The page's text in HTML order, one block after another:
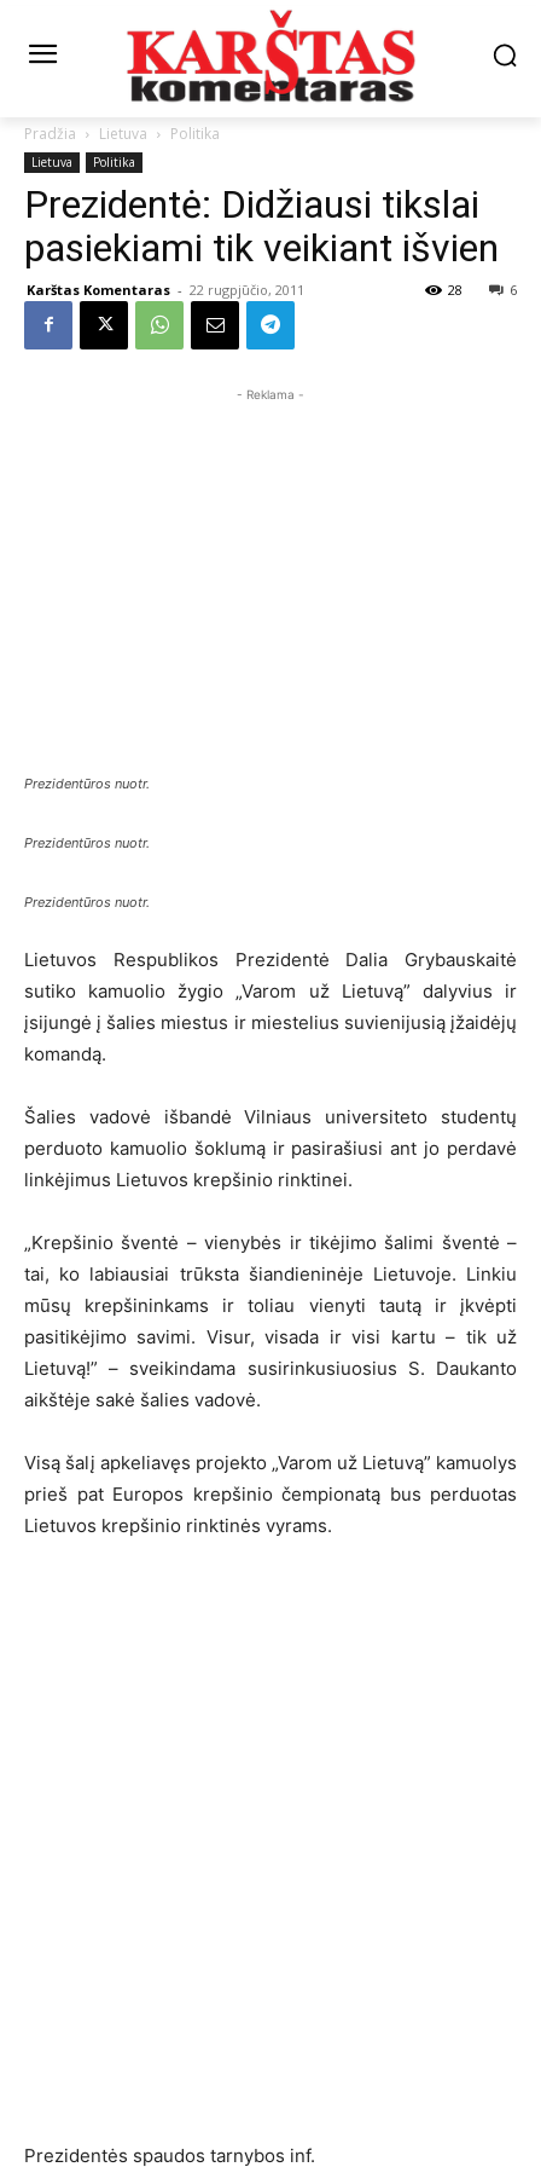
Pradžia Lietuva Politika
Lietuva Politika
Prezidentė: Didžiausi tikslai
pasiekiami tik veikiant išvien
Karštas Komentaras - 22 rugpjūčio, 2011 6
28
- Reklama -
Prezidentūros nuotr.
Prezidentūros nuotr.
Prezidentūros nuotr.
Lietuvos Respublikos Prezidentė Dalia Grybauskaitė
sutiko kamuolio žygio „Varom už Lietuvą” dalyvius ir
įsijungė į šalies miestus ir miestelius suvienijusią įžaidėjų
komandą.
Šalies vadovė išbandė Vilniaus universiteto studentų
perduoto kamuolio šoklumą ir pasirašiusi ant jo perdavė
linkėjimus Lietuvos krepšinio rinktinei.
„Krepšinio šventė – vienybės ir tikėjimo šalimi šventė –
tai, ko labiausiai trūksta šiandieninėje Lietuvoje. Linkiu
mūsų krepšininkams ir toliau vienyti tautą ir įkvėpti
pasitikėjimo savimi. Visur, visada ir visi kartu – tik už
Lietuvą!” – sveikindama susirinkusiuosius S. Daukanto
aikštėje sakė šalies vadovė.
Visą šalį apkeliavęs projekto „Varom už Lietuvą” kamuolys
prieš pat Europos krepšinio čempionatą bus perduotas
Lietuvos krepšinio rinktinės vyrams.
Prezidentės spaudos tarnybos inf.